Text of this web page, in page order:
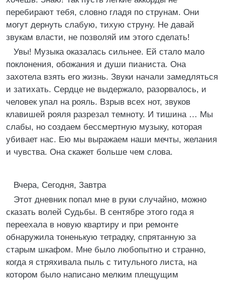
перебирают тебя, словно гладя по струнам. Они
могут дернуть слабую, тихую струну. Не давай
звукам власти, не позволяй им этого сделать!
Увы! Музыка оказалась сильнее. Ей стало мало
поклонения, обожания и души пианиста. Она
захотела взять его жизнь. Звуки начали замедляться
и затихать. Сердце не выдержало, разорвалось, и
человек упал на рояль. Взрыв всех нот, звуков
клавишей рояля разрезал темноту. И тишина … Мы
слабы, но создаем бессмертную музыку, которая
убивает нас. Ею мы выражаем наши мечты, желания
и чувства. Она скажет больше чем слова.
Вчера, Сегодня, Завтра
Этот дневник попал мне в руки случайно, можно
сказать волей Судьбы. В сентябре этого года я
переехала в новую квартиру и при ремонте
обнаружила тоненькую тетрадку, спрятанную за
старым шкафом. Мне было любопытно и странно,
когда я стряхивала пыль с титульного листа, на
котором было написано мелким плещущим